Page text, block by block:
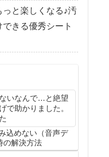
と楽しくなる♪汚
きる優秀シート
いなんで…と絶望
で助かりました。
込めない（音声デ
の解決方法